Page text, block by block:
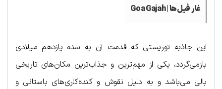
غار فیل‌ها | Goa Gajah
این جاذبه توریستی که قدمت آن به سده یازدهم میلادی
بازمی‌گردد، یکی از مهم‌ترین و جذاب‌ترین مکان‌های تاریخی
بالی می‌باشد و به دلیل نقوش و کنده‌کاری‌های باستانی و